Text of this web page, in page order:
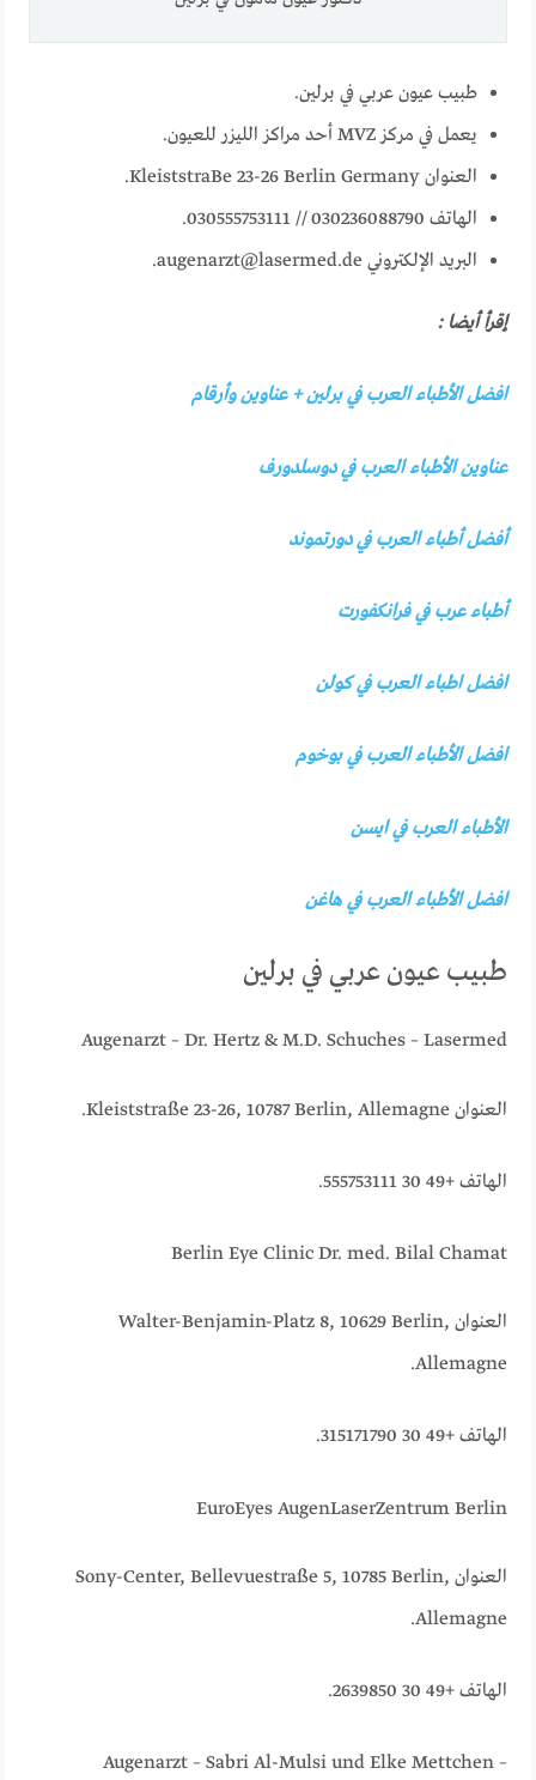
طبيب عيون عربي في برلين.
يعمل في مركز MVZ أحد مراكز الليزر للعيون.
العنوان KleiststraBe 23-26 Berlin Germany.
الهاتف 030236088790 // 030555753111.
البريد الإلكتروني augenarzt@lasermed.de.
إقرأ أيضا :
افضل الأطباء العرب في برلين + عناوين وأرقام
عناوين الأطباء العرب في دوسلدورف
أفضل أطباء العرب في دورتموند
أطباء عرب في فرانكفورت
افضل اطباء العرب في كولن
افضل الأطباء العرب في بوخوم
الأطباء العرب في ايسن
افضل الأطباء العرب في هاغن
طبيب عيون عربي في برلين
Augenarzt – Dr. Hertz & M.D. Schuches – Lasermed
العنوان Kleiststraße 23-26, 10787 Berlin, Allemagne.
الهاتف +49 30 555753111.
Berlin Eye Clinic Dr. med. Bilal Chamat
العنوان Walter-Benjamin-Platz 8, 10629 Berlin,
Allemagne.
الهاتف +49 30 315171790.
EuroEyes AugenLaserZentrum Berlin
العنوان Sony-Center, Bellevuestraße 5, 10785 Berlin,
Allemagne.
الهاتف +49 30 2639850.
Augenarzt – Sabri Al-Mulsi und Elke Mettchen –